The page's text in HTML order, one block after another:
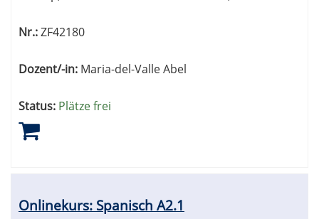
Nr.:ZF42180
Dozent/-in: Maria-del-Valle Abel
Status: Plätze frei
Onlinekurs: Spanisch A2.1